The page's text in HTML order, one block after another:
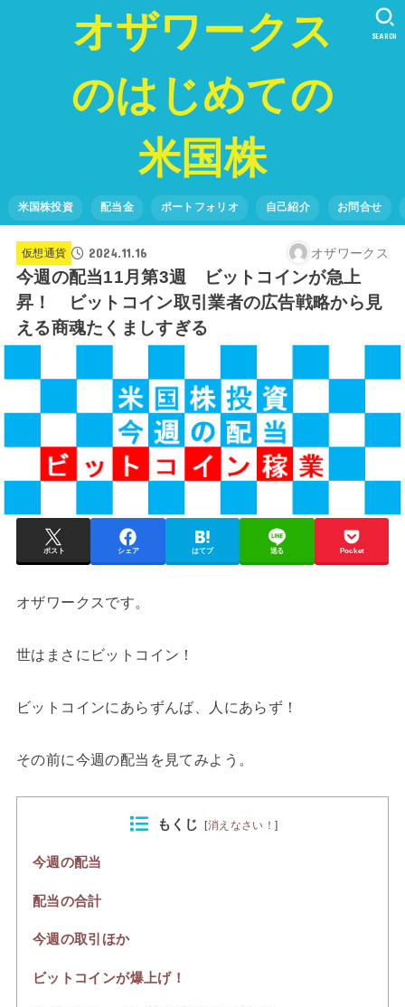
オザワークス
のはじめての
米国株
米国株投資 配当金 ポートフォリオ 自己紹介 お問合せ
SEARCH
仮想通貨 2024.11.16 オザワークス
今週の配当11月第3週 ビットコインが急上
昇！ ビットコイン取引業者の広告戦略から見
える商魂たくましすぎる
ポスト シェア はてブ 送る Pocket
オザワークスです。
世はまさにビットコイン！
ビットコインにあらずんば、人にあらず！
その前に今週の配当を見てみよう。
もくじ [消えなさい！]
今週の配当
配当の合計
今週の取引ほか
ビットコインが爆上げ！